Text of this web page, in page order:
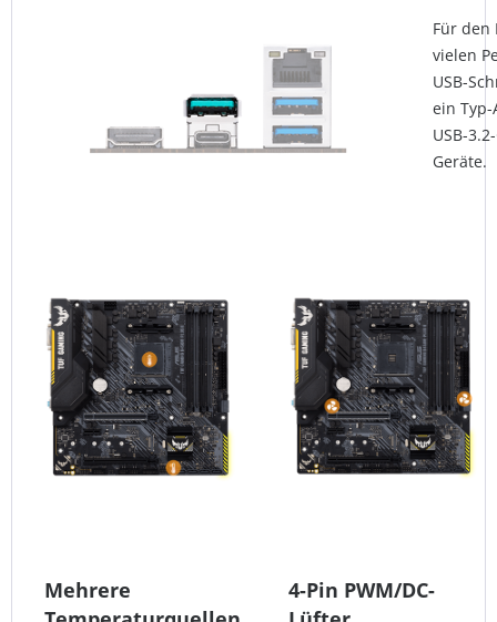
Für den
vielen
USB-
ein
USB-
Geräte.
Mehrere
4-Pin PWM/DC-